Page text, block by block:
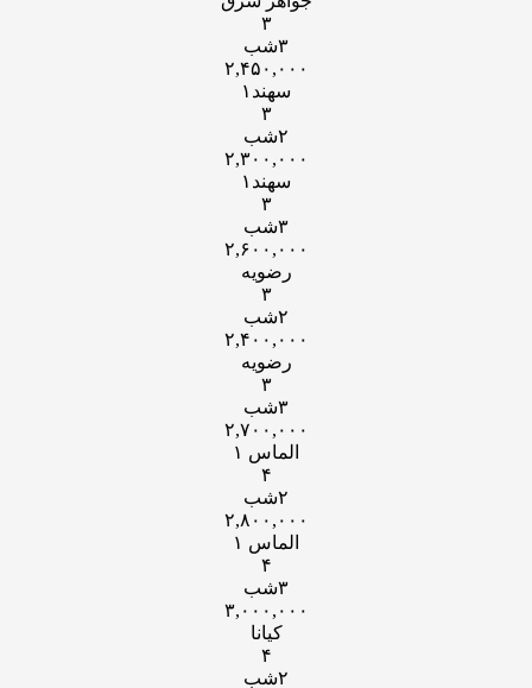
۳
۳شب
۲,۴۵۰,۰۰۰
سهند۱
۳
۲شب
۲,۳۰۰,۰۰۰
سهند۱
۳
۳شب
۲,۶۰۰,۰۰۰
رضویه
۳
۲شب
۲,۴۰۰,۰۰۰
رضویه
۳
۳شب
۲,۷۰۰,۰۰۰
الماس ۱
۴
۲شب
۲,۸۰۰,۰۰۰
الماس ۱
۴
۳شب
۳,۰۰۰,۰۰۰
کیانا
۴
۲شب